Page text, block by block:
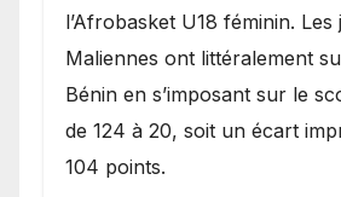
l’Afrobasket U18 féminin. Les
Maliennes ont littéralement
Bénin en s’imposant sur le
de 124 à 20, soit un écart
104 points.